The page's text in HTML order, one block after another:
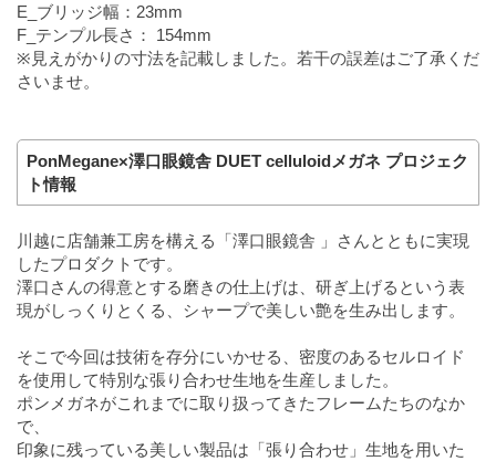
E_ブリッジ幅：23mm
F_テンプル長さ： 154mm
※見えがかりの寸法を記載しました。若干の誤差はご了承くだ
さいませ。
PonMegane×澤口眼鏡舎 DUET celluloidメガネ プロジェク
ト情報
川越に店舗兼工房を構える「澤口眼鏡舎 」さんとともに実現
したプロダクトです。
澤口さんの得意とする磨きの仕上げは、研ぎ上げるという表
現がしっくりとくる、シャープで美しい艶を生み出します。
そこで今回は技術を存分にいかせる、密度のあるセルロイド
を使用して特別な張り合わせ生地を生産しました。
ポンメガネがこれまでに取り扱ってきたフレームたちのなか
で、
印象に残っている美しい製品は「張り合わせ」生地を用いた